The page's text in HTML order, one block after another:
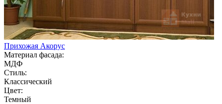
Прихожая Акорус
Материал фасада:
МДФ
Стиль:
Классический
Цвет:
Темный